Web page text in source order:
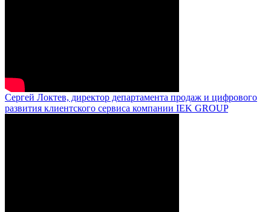
Сергей Локтев, директор департамента продаж и цифрового
развития клиентского сервиса компании IEK GROUP